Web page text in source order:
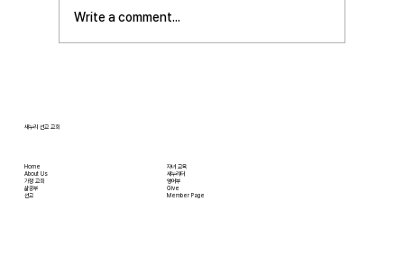
교만으로 인해 하나님의 거룩한 진노가 애굽과
Write a comment...
Home
About Us
​가정 교회
​삶공부
​선교
자녀 교육
새누리터
영어부
Give
Member Page
새누리 선교 교회